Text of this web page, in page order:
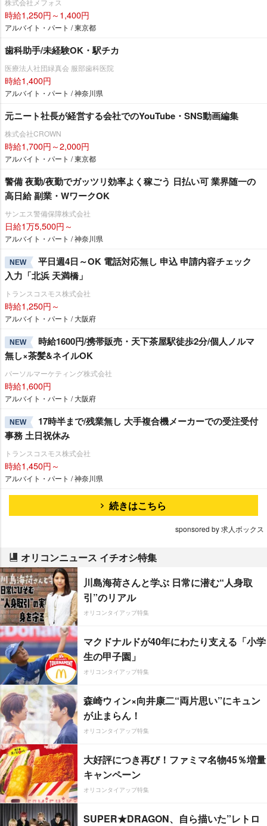
株式会社メフォス
時給1,250円～1,400円
アルバイト・パート / 東京都
歯科助手/未経験OK・駅チカ
医療法人社団緑真会 服部歯科医院
時給1,400円
アルバイト・パート / 神奈川県
元ニート社長が経営する会社でのYouTube・SNS動画編集
株式会社CROWN
時給1,700円～2,000円
アルバイト・パート / 東京都
警備 夜勤/夜勤でガッツリ効率よく稼ごう 日払い可 業界随一の
高日給 副業・WワークOK
サンエス警備保障株式会社
日給1万5,500円～
アルバイト・パート / 神奈川県
NEW
平日週4日～OK 電話対応無し 申込 申請内容チェック
入力「北浜 天満橋」
トランスコスモス株式会社
時給1,250円～
アルバイト・パート / 大阪府
NEW
時給1600円/携帯販売・天下茶屋駅徒歩2分/個人ノルマ
無し×茶髪&ネイルOK
パーソルマーケティング株式会社
時給1,600円
アルバイト・パート / 大阪府
NEW
17時半まで/残業無し 大手複合機メーカーでの受注受付
事務 土日祝休み
トランスコスモス株式会社
時給1,450円～
アルバイト・パート / 神奈川県
続きはこちら
sponsored by 求人ボックス
オリコンニュース イチオシ特集
川島海荷さんと学ぶ 日常に潜む“人身取
引”のリアル
オリコンタイアップ特集
マクドナルドが40年にわたり支える「小学
生の甲子園」
オリコンタイアップ特集
森崎ウィン×向井康二“両片思い”にキュン
が止まらん！
オリコンタイアップ特集
大好評につき再び！ファミマ名物45％増量
キャンペーン
オリコンタイアップ特集
SUPER★DRAGON、自ら描いた”レトロ